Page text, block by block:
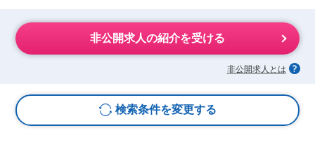
非公開求人の紹介を受ける
非公開求人とは
検索条件を変更する